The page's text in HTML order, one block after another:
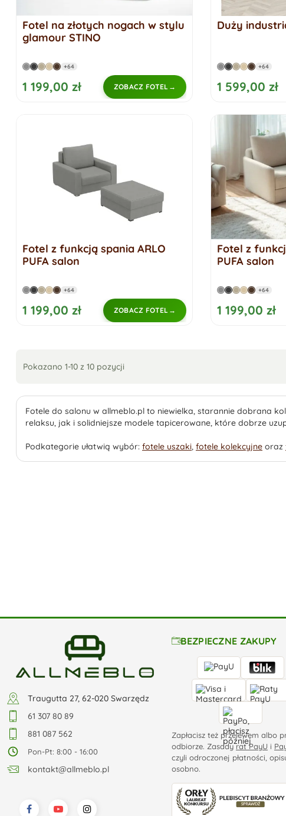
Fotel na złotych nogach w stylu
glamour STINO
+64
1 199,00 zł ZOBACZ FOTEL
Duży
+64
1 599,00 zł
Fotel z funkcją spania ARLO
PUFA salon
+64
1 199,00 zł ZOBACZ FOTEL
Fotel z
PUFA salon
+64
1 199,00 zł
Pokazano 1-10 z 10 pozycji
Fotele do salonu w allmeblo.pl to niewielka, starannie dobrana
relaksu, jak i solidniejsze modele tapicerowane, które dobrze
Podkategorie ułatwią wybór: fotele uszaki, fotele kolekcyjne oraz
Traugutta 27, 62-020 Swarzędz
61 307 80 89
881 087 562
Pon-Pt: 8:00 - 16:00
kontakt@allmeblo.pl
BEZPIECZNE ZAKUPY
Zapłacisz też przelewem albo
odbiorze. Zasadyrat PayU i
czyli odroczonej płatności,
osobno.